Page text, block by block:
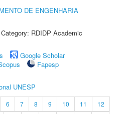
DE ENGENHARIA
RDIDP Academic
Google Scholar
Fapesp
UNESP
6 7 8 9 10 11
12